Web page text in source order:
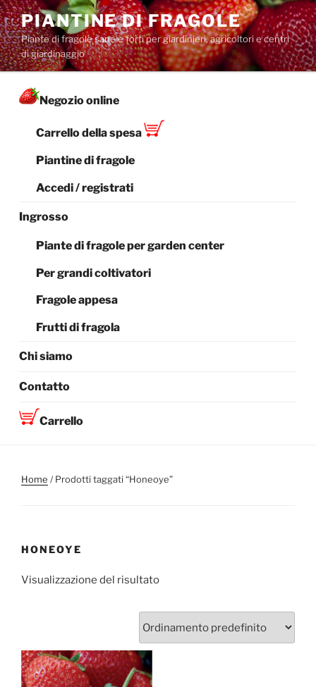
Salta
al
contenuto
PIANTINE DI FRAGOLE
Piante di fragole sane e forti per giardinieri, agricoltori e centri
di giardinaggio
Negozio online
Carrello della spesa
Piantine di fragole
Accedi / registrati
Ingrosso
Piante di fragole per garden center
Per grandi coltivatori
Fragole appesa
Frutti di fragola
Chi siamo
Contatto
Carrello
Home / Prodotti taggati “Honeoye”
HONEOYE
Visualizzazione del risultato